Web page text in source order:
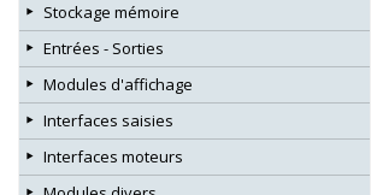
Stockage mémoire
Entrées - Sorties
Modules d'affichage
Interfaces saisies
Interfaces moteurs